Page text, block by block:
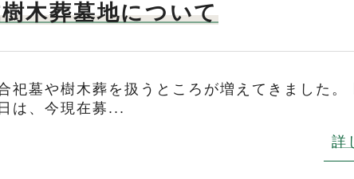
木葬墓地について
祀墓や樹木葬を扱うところが増えてきました。
は、今現在募...
詳